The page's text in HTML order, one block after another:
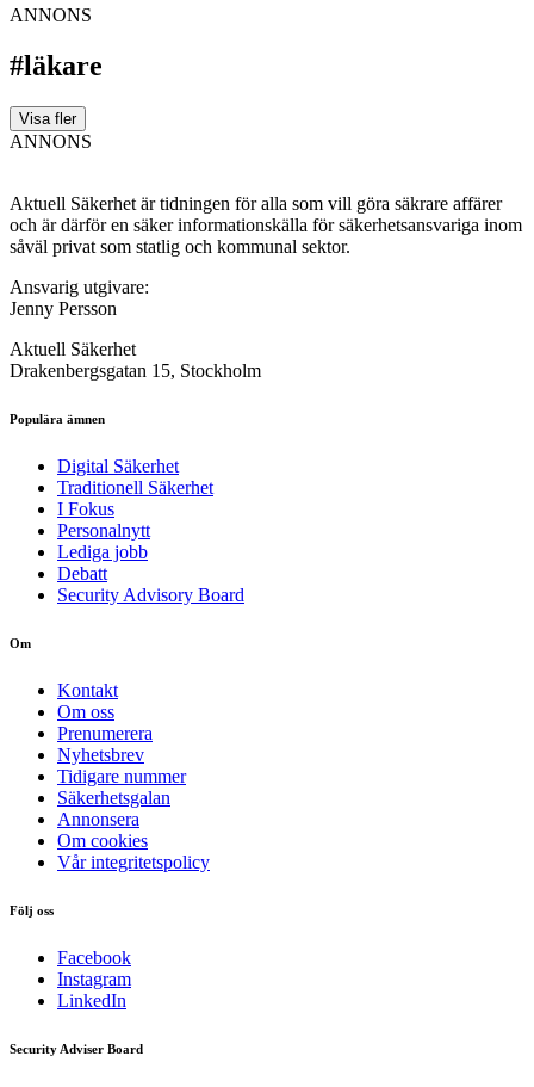
ANNONS
#läkare
Visa fler
ANNONS
Aktuell Säkerhet är tidningen för alla som vill göra säkrare affärer
och är därför en säker informationskälla för säkerhets­ansvariga inom
såväl privat som statlig och kommunal sektor.
Ansvarig utgivare:
Jenny Persson
Aktuell Säkerhet
Drakenbergsgatan 15, Stockholm
Populära ämnen
Digital Säkerhet
Traditionell Säkerhet
I Fokus
Personalnytt
Lediga jobb
Debatt
Security Advisory Board
Om
Kontakt
Om oss
Prenumerera
Nyhetsbrev
Tidigare nummer
Säkerhetsgalan
Annonsera
Om cookies
Vår integritetspolicy
Följ oss
Facebook
Instagram
LinkedIn
Security Adviser Board